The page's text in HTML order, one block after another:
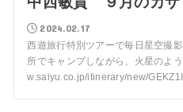
2024.02.17
西遊旅行特別ツアーで毎日星空撮
所でキャンプしながら、火星のよ
w.saiyu.co.jp/itinerary/new/